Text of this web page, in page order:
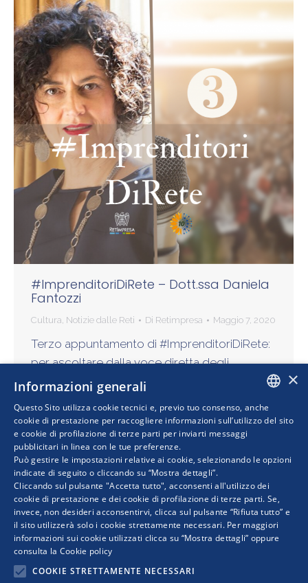
#ImprenditoriDiRete – Dott.ssa Daniela
Fantozzi
Cultura, Notizie dalle Reti Di Retimpresa Maggio 7, 2020
Terzo appuntamento di #ImprenditoriDiRete:
per ascoltare dalla voce diretta degli
imprenditori cosa sono le reti e chi le utilizza.
Presidente di Unindustria…
ITALIAN
×
Informazioni generali
Questo Sito utilizza cookie tecnici e, previo tuo consenso, anche
cookie di prestazione per raccogliere informazioni sull’utilizzo del sito
e cookie di profilazione di terze parti per inviarti messaggi
pubblicitari in linea con le tue preferenze.
Può gestire le impostazioni relative ai cookie, selezionando le opzioni
indicate di seguito o cliccando su “Mostra dettagli”.
Cliccando sul pulsante "Accetta tutto", acconsenti all'utilizzo dei
cookie di prestazione e dei cookie di profilazione di terze parti. Se,
invece, non desideri acconsentirvi, clicca sul pulsante “Rifiuta tutto” e
il sito utilizzerà solo i cookie strettamente necessari. Per maggiori
informazioni sui cookie utilizzati clicca su “Mostra dettagli” oppure
consulta la Cookie policy
COOKIE STRETTAMENTE NECESSARI